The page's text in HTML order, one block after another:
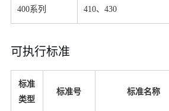
400系列 410、430
可执行标准
标准
类型
标准号 标准名称